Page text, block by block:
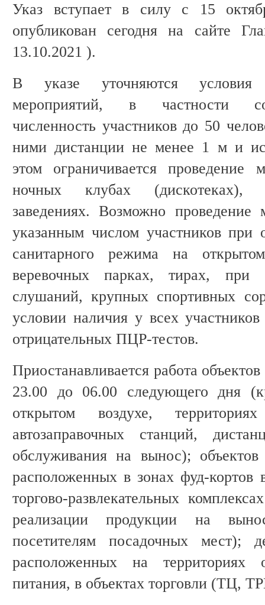
Указ вступает в силу с 15
опубликован сегодня на
13.10.2021 ).
В указе уточняются условия
мероприятий, в частности
численность участников до 50
ними дистанции не менее 1 м и
этом ограничивается проведение
ночных клубах (дискотеках),
заведениях. Возможно проведение
указанным числом участников при
санитарного режима на
веревочных парках, тирах, при
слушаний, крупных спортивных
условии наличия у всех
отрицательных ПЦР-тестов.
Приостанавливается работа
23.00 до 06.00 следующего дня
открытом воздухе,
автозаправочных станций,
обслуживания на вынос); объектов
расположенных в зонах фуд-
торгово-развлекательных
реализации продукции на
посетителям посадочных мест);
расположенных на территориях
питания, в объектах торговли (ТЦ,